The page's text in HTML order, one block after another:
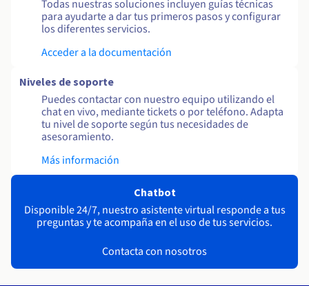
Todas nuestras soluciones incluyen guías técnicas
para ayudarte a dar tus primeros pasos y configurar
los diferentes servicios.
Acceder a la documentación
Niveles de soporte
Puedes contactar con nuestro equipo utilizando el
chat en vivo, mediante tickets o por teléfono. Adapta
tu nivel de soporte según tus necesidades de
asesoramiento.
Más información
Chatbot
Disponible 24/7, nuestro asistente virtual responde a tus
preguntas y te acompaña en el uso de tus servicios.
Contacta con nosotros